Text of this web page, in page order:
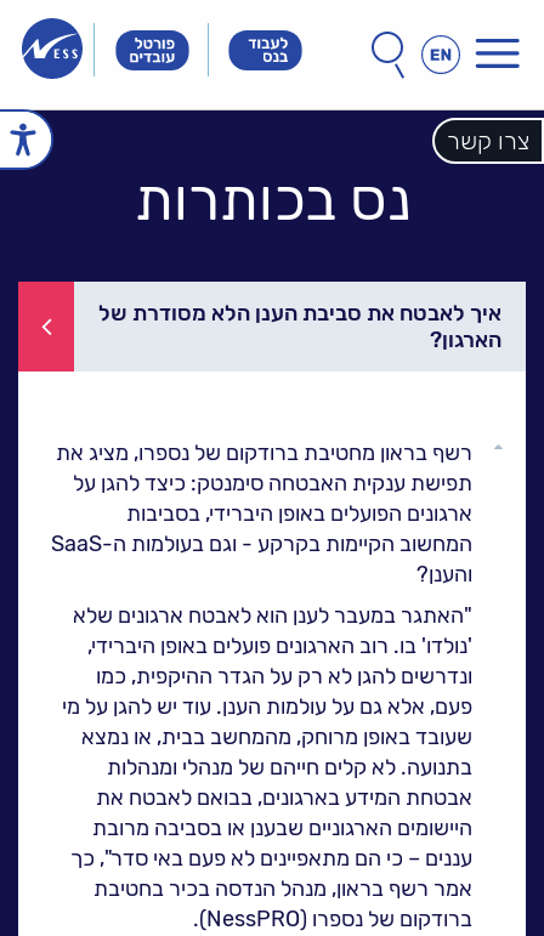
צרו קשר
&
Meet
&
&
חפש
באתר
חיפוש
עמוד הבית
הכל אודות נס
לקוחות מספרים
נס במנהרת הזמן
NESSPRO קבוצת
פתרונות התוכנה
מגזרים והתמחויות ליבה
לעבוד בנס
אירועים וכנסים
פודקאסט
נס בכותרות
וובינרים מומלצים
דברו איתנו
נס בכותרות
איך לאבטח את סביבת הענן הלא מסודרת של
הארגון?
גלול
למעלה
רשף בראון מחטיבת ברודקום של נספרו, מציג את
תפישת ענקית האבטחה סימנטק: כיצד להגן על
ארגונים הפועלים באופן היברידי, בסביבות
המחשוב הקיימות בקרקע - וגם בעולמות ה-SaaS
והענן?
"האתגר במעבר לענן הוא לאבטח ארגונים שלא
'נולדו' בו. רוב הארגונים פועלים באופן היברידי,
ונדרשים להגן לא רק על הגדר ההיקפית, כמו
פעם, אלא גם על עולמות הענן. עוד יש להגן על מי
שעובד באופן מרוחק, מהמחשב בבית, או נמצא
בתנועה. לא קלים חייהם של מנהלי ומנהלות
אבטחת המידע בארגונים, בבואם לאבטח את
היישומים הארגוניים שבענן או בסביבה מרובת
עננים – כי הם מתאפיינים לא פעם באי סדר", כך
אמר רשף בראון, מנהל הנדסה בכיר בחטיבת
ברודקום של נספרו (NessPRO).